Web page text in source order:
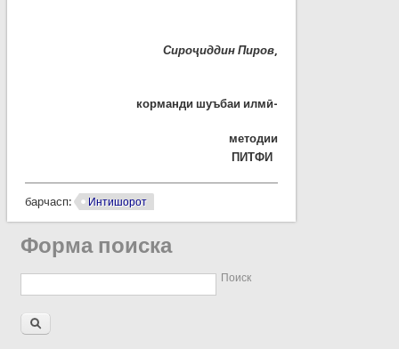
Сироҷиддин Пиров
корманди шуъбаи илмӣ-
методии
ПИТФИ
барчасп: Интишорот
Форма поиска
Поиск